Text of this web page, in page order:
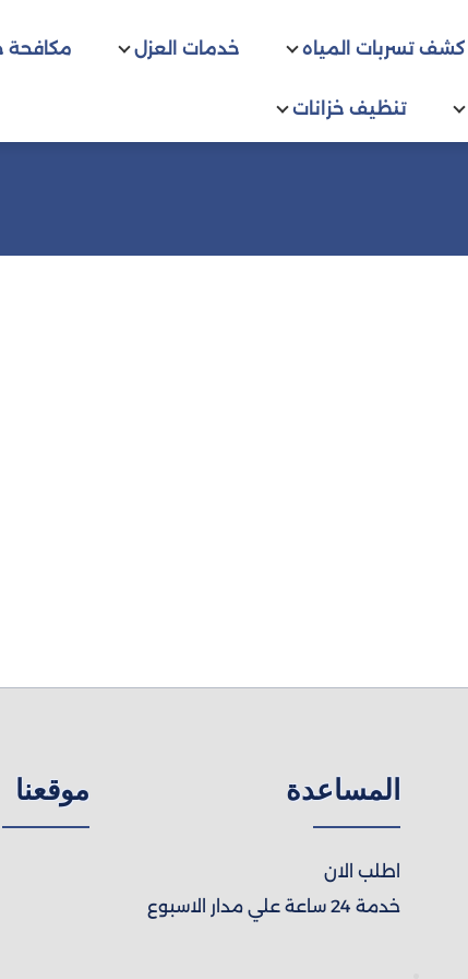
كشف تسربات المياه خدمات العزل مكافحة
تنظيف خزانات
المساعدة
اطلب الان
خدمة 24 ساعة علي مدار الاسبوع
موقعنا